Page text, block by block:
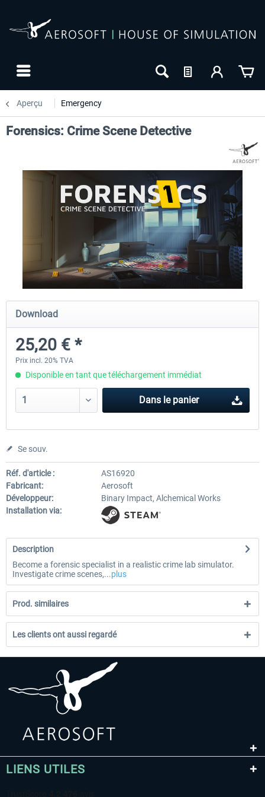
Aperçu Emergency
Global Rescue
25,20 € *
NOUVEAU
Launch Discount
Forensics: Crime Scene Detective
Download
25,20 € *
Prix incl. 20% TVA
Disponible en tant que téléchargement immédiat
Dans le panier
Se souv.
Réf. d'article :
AS16920
Fabricant:
Aerosoft
Développeur:
Binary Impact, Alchemical Works
Installation via:
Description
Become a forensic specialist in a realistic crime lab simulator.
Investigate crime scenes,...plus
Prod. similaires
Les clients ont aussi regardé
LIENS UTILES